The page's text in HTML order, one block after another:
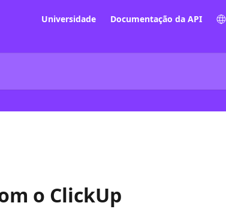
Universidade Documentação da API
o ClickUp